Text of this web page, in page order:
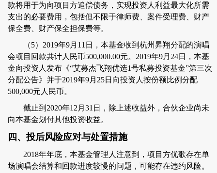
款将用于为向项目方追偿债务，实现投资人利益最大化所需
支出的必要费用，包括但不限于律师费、案件受理费、财产
保全费、财产保全担保费等。
（5） 2019年9月 11 日，本基金收到杭州昇翔分配的演唱
会项目回款共计人民币500,000.00元。 2019年9月 24日，本基
金向投资人发布《“艾募杰飞翔优选1号私募投资基金”第三次
分配公告》并于2019年9月 25日向投资人按份额比例分配
500,000元人民币。
截止到 2020年12 月 31 日，除上述收益外，合伙企业尚未
向本基金划付其他投资收益。
四、投后风险应对与处置措施
2018年年底，本基金管理人注意到，项目方优歌存在单
场演唱会结算和回款进度较慢的问题，可能存在违约风险。